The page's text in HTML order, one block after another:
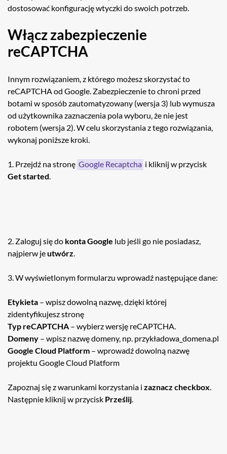
dostosować konfigurację wtyczki do swoich potrzeb.
Włącz zabezpieczenie
reCAPTCHA
Innym rozwiązaniem, z którego możesz skorzystać to
reCAPTCHA od Google. Zabezpieczenie to chroni przed
botami w sposób zautomatyzowany (wersja 3) lub wymusza
od użytkownika zaznaczenia pola wyboru, że nie jest
robotem (wersja 2). W celu skorzystania z tego rozwiązania,
wykonaj poniższe kroki.
1. Przejdź na stronę Google Recaptcha i kliknij w przycisk
Get started.
2. Zaloguj się do konta Google lub jeśli go nie posiadasz,
najpierw jeutwórz.
3. W wyświetlonym formularzu wprowadź następujące dane:
Etykieta – wpisz dowolną nazwę, dzięki której
zidentyfikujesz stronę
Typ reCAPTCHA – wybierz wersję reCAPTCHA.
Domeny – wpisz nazwę domeny, np. przykładowa_domena.pl
Google Cloud Platform – wprowadź dowolną nazwę
projektu Google Cloud Platform
Zapoznaj się z warunkami korzystania i zaznacz checkbox.
Następnie kliknij w przycisk Prześlij.